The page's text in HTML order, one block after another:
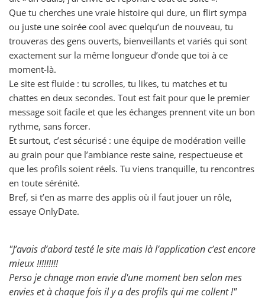
Que tu cherches une vraie histoire qui dure, un flirt sympa
ou juste une soirée cool avec quelqu’un de nouveau, tu
trouveras des gens ouverts, bienveillants et variés qui sont
exactement sur la même longueur d’onde que toi à ce
moment-là.
Le site est fluide : tu scrolles, tu likes, tu matches et tu
chattes en deux secondes. Tout est fait pour que le premier
message soit facile et que les échanges prennent vite un bon
rythme, sans forcer.
Et surtout, c’est sécurisé : une équipe de modération veille
au grain pour que l’ambiance reste saine, respectueuse et
que les profils soient réels. Tu viens tranquille, tu rencontres
en toute sérénité.
Bref, si t’en as marre des applis où il faut jouer un rôle,
essaye OnlyDate.
"J’avais d’abord testé le site mais là l’application c’est encore
mieux !!!!!!!!!
Perso je chnage mon envie d'une moment ben selon mes
envies et à chaque fois il y a des profils qui me collent !"